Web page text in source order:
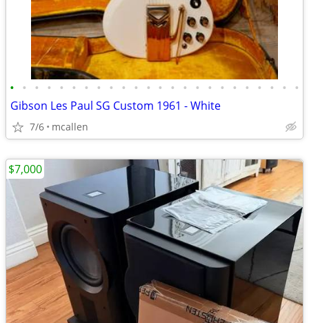
• • • • • • • • • • • • • • • • • • • • • • • •
Gibson Les Paul SG Custom 1961 - White
7/6 mcallen
$7,000